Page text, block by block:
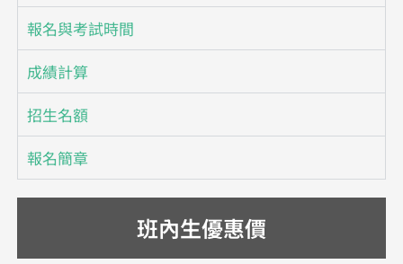
報名與考試時間
成績計算
招生名額
報名簡章
班內生優惠價